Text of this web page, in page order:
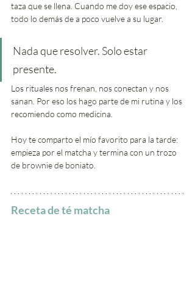
taza que se llena. Cuando me doy ese espacio,
todo lo demás de a poco vuelve a su lugar.
Nada que resolver. Solo estar
presente.
Los rituales nos frenan, nos conectan y nos
sanan. Por eso los hago parte de mi rutina y los
recomiendo como medicina.
Hoy te comparto el mío favorito para la tarde:
empieza por el matcha y termina con un trozo
de brownie de boniato.
Receta de té matcha